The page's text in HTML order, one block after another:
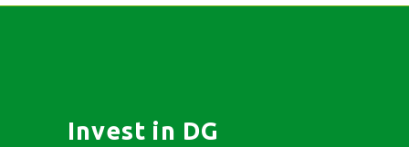
Invest in DG